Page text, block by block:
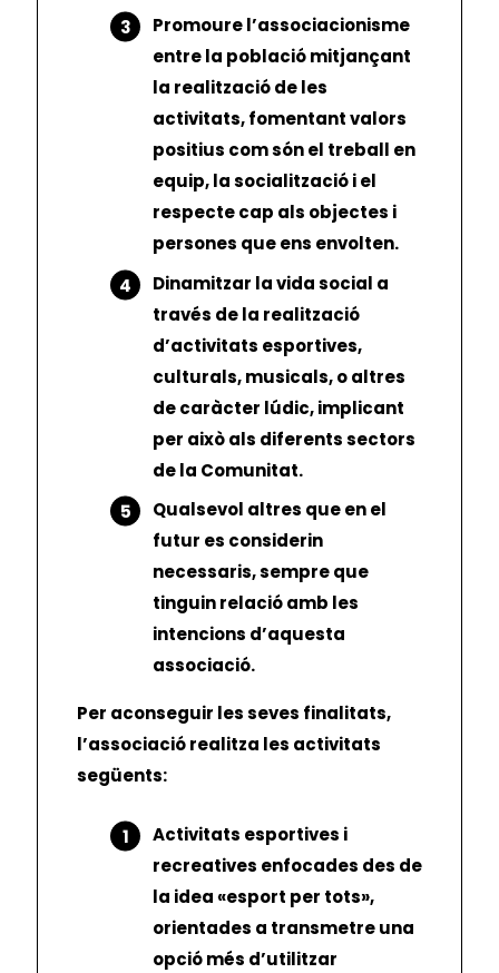
Promoure l’associacionisme
entre la població mitjançant
la realització de les
activitats, fomentant valors
positius com són el treball en
equip, la socialització i el
respecte cap als objectes i
persones que ens envolten.
Dinamitzar la vida social a
través de la realització
d’activitats esportives,
culturals, musicals, o altres
de caràcter lúdic, implicant
per això als diferents sectors
de la Comunitat.
Qualsevol altres que en el
futur es considerin
necessaris, sempre que
tinguin relació amb les
intencions d’aquesta
associació.
Per aconseguir les seves finalitats,
l’associació realitza les activitats
següents:
Activitats esportives i
recreatives enfocades des de
la idea «esport per tots»,
orientades a transmetre una
opció més d’utilitzar